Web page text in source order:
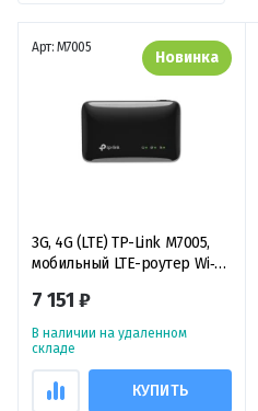
Арт: M7005
Новинка
3G, 4G (LTE) TP-Link M7005,
мобильный LTE-роутер Wi‑Fi
7 151 ₽
В наличии на удаленном
складе
КУПИТЬ